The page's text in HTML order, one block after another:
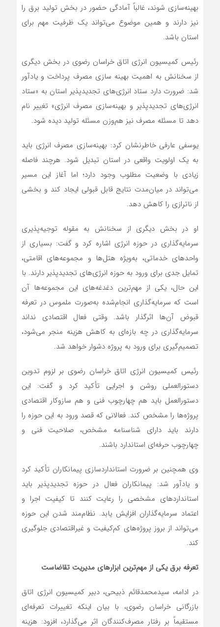
بهینه‌سازی شوند، غالباً آمادگی حضور در بخش تولید برق را
نیز دارند و همین موضوع می‌تواند یک ظرفیت مهم برای
استان باشد.
رئیس کمیسیون انرژی اتاق خراسان رضوی در بخش دیگری
از سخنانش به اهمیت بهینه سازی مصرف پرداخت و یادآور
شد: ضرورت دارد ستاد انرژی‌های تجدیدپذیر استان به «ستاد
انرژی‌های تجدیدپذیر و بهینه‌سازی مصرف انرژی» تغییر نام
دهد تا مسئله مصرف نیز هم‌وزن مسئله تولید دیده شود.
یوسفی عارفی خاطرنشان کرد: بهینه‌سازی مصرف انرژی باید
به یک اولویت واقعی در استان تبدیل شود. هرچند فاصله
زیادی با وضعیت مطلوب وجود دارد؛ اما آغاز این مسیر
می‌تواند در میان‌مدت نتایج قابل قبولی ایجاد کند و بخشی
از ناترازی را کاهش دهد.
او در بخش دیگری از سخنانش به مقوله توجیه‌پذیری
سرمایه‌گذاری در حوزه انرژی اشاره کرد و گفت: بسیاری از
واحدهای خدماتی، به‌ویژه هتل‌ها و مجموعه‌های اقامتی،
تمایل جدی برای ورود به حوزه انرژی‌های تجدیدپذیر دارند. با
این حال، یکی از مهم‌ترین دغدغه‌های این مجموعه‌ها آن
است که سرمایه‌گذاری انجام‌شده به‌صورت ملموس در تعرفه
قبوض آن‌ها اثرگذار باشد. وقتی فعال اقتصادی نداند
سرمایه‌گذاری در چه بازه‌ای به کاهش هزینه منجر می‌شود،
تصمیم‌گیری برای ورود به پروژه دشوار خواهد شد.
رئیس کمیسیون انرژی اتاق خراسان رضوی بر لزوم تدوین
دستورالعملی روشن و اجرایی تأکید کرد و گفت: این
دستورالعمل باید هم چهارچوب فنی و هم سازوکار اقتصادی
پروژه‌ها را مشخص کند. فعالانی که قصد ورود به این حوزه را
دارند باید دارای شناسنامه مشخص، صلاحیت فنی و
چهارچوب حرفه‌ای استاندارد باشند.
وی همچنین بر ضرورت استانداردسازی پیمانکاران تأکید کرد
و یادآور شد: پیمانکاران فعال در حوزه تجدیدپذیر باید
استانداردهای مشخصی را رعایت کنند تا کیفیت اجرا و
اعتماد سرمایه‌گذاران افزایش یابد. نظام‌مند شدن این حوزه
می‌تواند از بروز پروژه‌های کم‌کیفیت و غیراقتصادی جلوگیری
کند.
تعرفه برق یکی از مهم‌ترین ابزارهای مدیریت تقاضاست
در ادامه، سیدمحمدقائم ذبیحی، دبیر کمیسیون انرژی اتاق
بازرگانی خراسان رضوی، با بیان اینکه تغییرات تعرفه‌ای
مستقیماً بر رفتار مصرف‌کنندگان اثر می‌گذارد، افزود: هزینه